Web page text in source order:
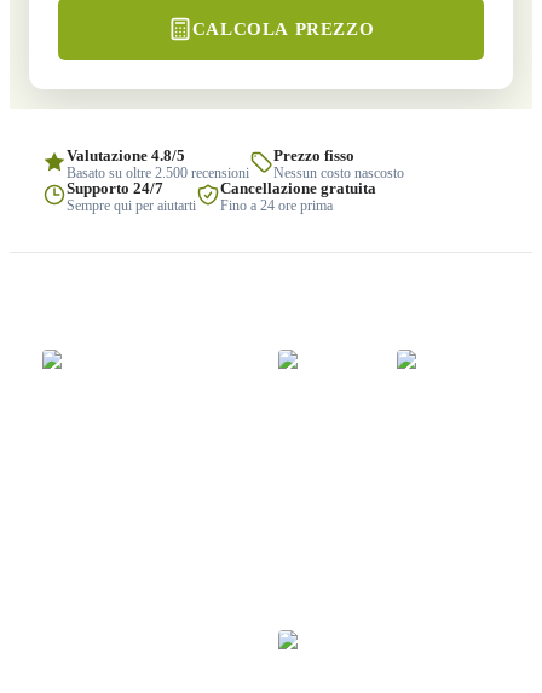
CALCOLA PREZZO
Valutazione 4.8/5
Basato su oltre 2.500 recensioni
Prezzo fisso
Nessun costo nascosto
Supporto 24/7
Sempre qui per aiutarti
Cancellazione gratuita
Fino a 24 ore prima